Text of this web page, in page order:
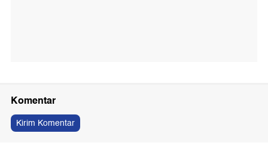
Komentar
Kirim Komentar